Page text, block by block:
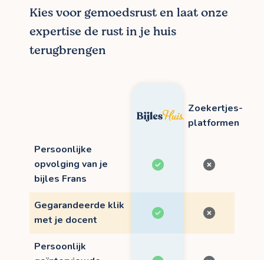
Kies voor gemoedsrust en laat onze
expertise de rust in je huis
terugbrengen
Zoekertjes-
platformen
Persoonlijke
opvolging van je
bijles Frans
Gegarandeerde klik
met je docent
Persoonlijk